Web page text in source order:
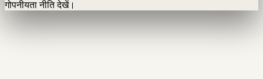
गोपनीयता नीति देखें।